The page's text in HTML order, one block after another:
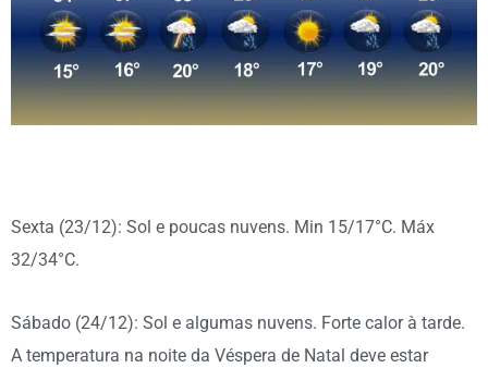
Sexta (23/12): Sol e poucas nuvens. Min 15/17°C. Máx
32/34°C.
Sábado (24/12): Sol e algumas nuvens. Forte calor à tarde.
A temperatura na noite da Véspera de Natal deve estar